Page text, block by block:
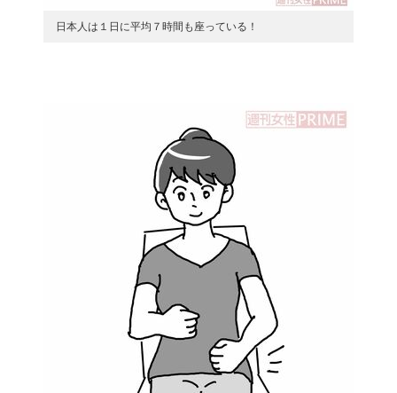
日本人は１日に平均７時間も座っている！